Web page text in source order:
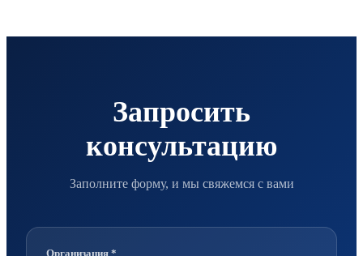
Запросить
консультацию
Заполните форму, и мы свяжемся с вами
Организация *